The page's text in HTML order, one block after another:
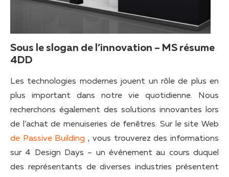
Sous le slogan de l’innovation – MS résume
4DD
Les technologies modernes jouent un rôle de plus en
plus important dans notre vie quotidienne. Nous
recherchons également des solutions innovantes lors
de l’achat de menuiseries de fenêtres. Sur le site Web
de Passive Building , vous trouverez des informations
sur 4 Design Days – un événement au cours duquel
des représentants de diverses industries présentent